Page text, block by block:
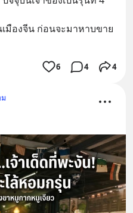
มืองจีน ก่อนจะมาหาบขาย
6 4 4